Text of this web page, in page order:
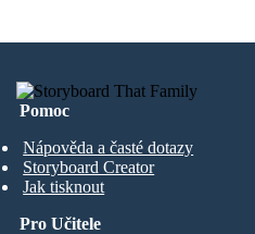
Pomoc
Nápověda a časté dotazy
Storyboard Creator
Jak tisknout
Pro Učitele